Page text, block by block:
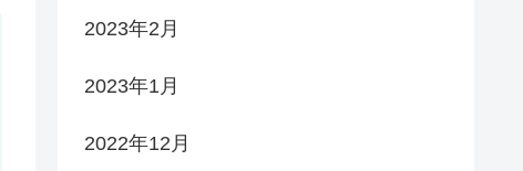
2023年2月
2023年1月
2022年12月